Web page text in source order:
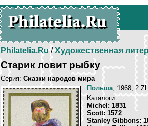
Philatelia.Ru/Художественная
Старик ловит рыбку
Серия: Сказки народов мира
Польша, 1968, 2
Каталоги:
Michel: 1831
Scott: 1572
Stanley Gibbons: